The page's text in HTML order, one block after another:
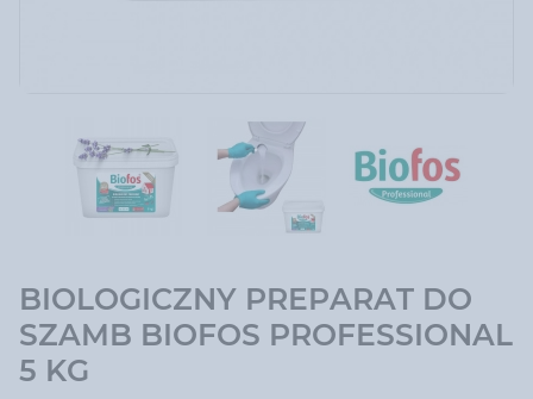
BIOLOGICZNY PREPARAT DO
SZAMB BIOFOS PROFESSIONAL
5 KG